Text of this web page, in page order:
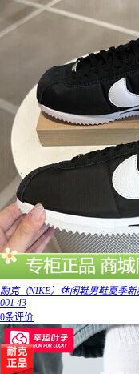
耐克（NIKE）休闲鞋男鞋夏季
001 43
0条评价